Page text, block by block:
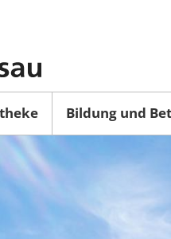
Bildung und